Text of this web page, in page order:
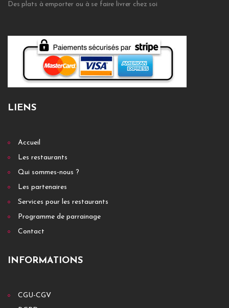
Des plats à emporter ou à se faire livrer chez soi
LIENS
Accueil
Les restaurants
Qui sommes-nous ?
Les partenaires
Services pour les restaurants
Programme de parrainage
Contact
INFORMATIONS
CGU-CGV